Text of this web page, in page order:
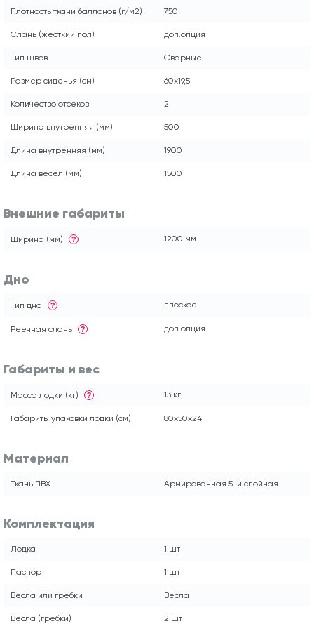
Плотность ткани баллонов (г/м2) 750
Слань (жесткий пол) доп.опция
Тип швов Сварные
Размер сиденья (см) 60x19,5
Количество отсеков 2
Ширина внутренняя (мм) 500
Длина внутренняя (мм) 1900
Длина вёсел (мм) 1500
Внешние габариты
Ширина (мм) ? 1200 мм
Дно
Тип дна ? плоское
Реечная слань ? доп.опция
Габариты и вес
Масса лодки (кг) ? 13 кг
Габариты упаковки лодки (см) 80x50x24
Материал
Ткань ПВХ Армированная 5-и слойная
Комплектация
Лодка 1 шт
Паспорт 1 шт
Весла или гребки Весла
Весла (гребки) 2 шт